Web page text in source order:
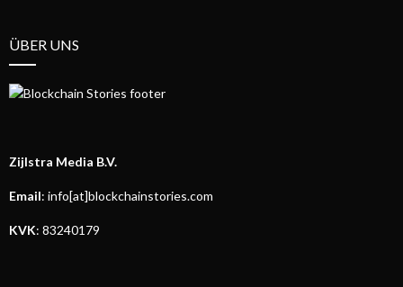
ÜBER UNS
Zijlstra Media B.V.
Email: info[at]blockchainstories.com
KVK: 83240179